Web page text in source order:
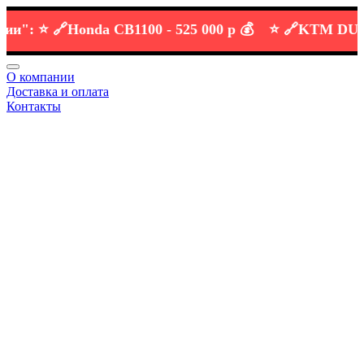
⭐️ 🔗 Honda CB1100 -525 000 р 💰 ⭐️ 🔗 KTM DUKE
О компании
Доставка и оплата
Контакты